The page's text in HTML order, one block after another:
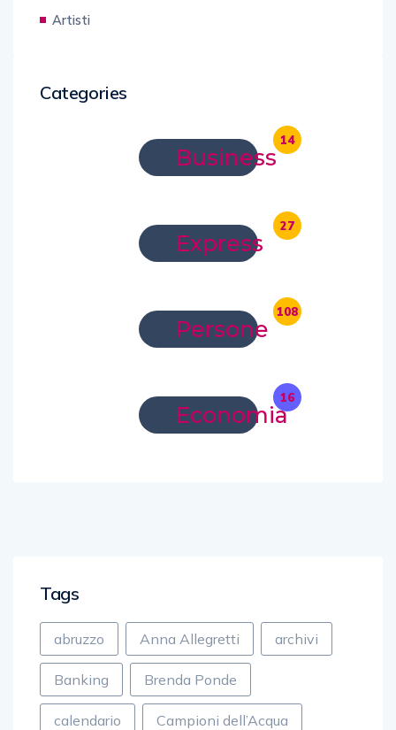
Artisti
Categories
Business
14
Express
27
Persone
108
Economia
16
Tags
abruzzo Anna Allegretti archivi
Banking Brenda Ponde
calendario Campioni dell’Acqua